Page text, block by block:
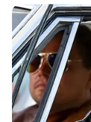
Judul Lain:
Genre: Drama,
Negara: Korea
Sutradara: Kim
Produser: –